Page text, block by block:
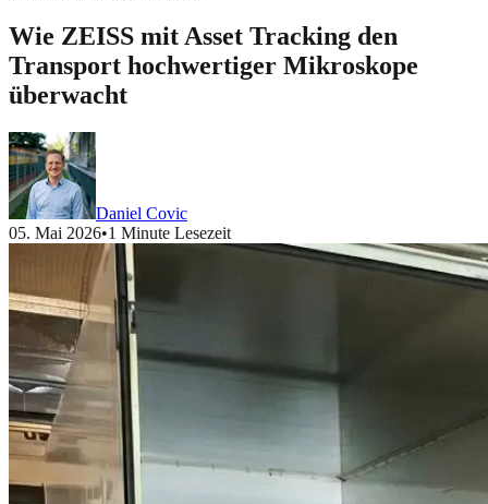
Wie ZEISS mit Asset Tracking den
Transport hochwertiger Mikroskope
überwacht
Daniel Covic
05. Mai 2026•1 Minute Lesezeit